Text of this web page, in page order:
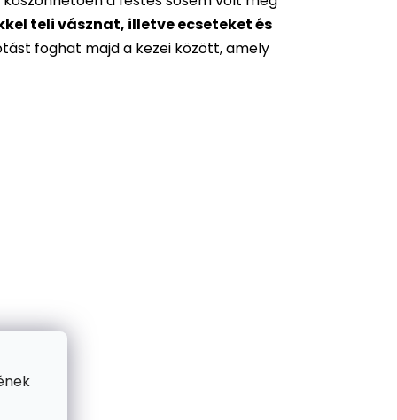
teli vásznat, illetve ecseteket és
foghat majd a kezei között, amely